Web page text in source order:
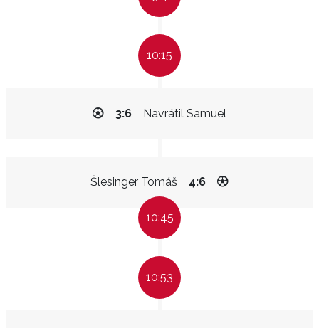
10:15
Navrátil Samuel
3:6
Šlesinger Tomáš 4:6
10:45
10:53